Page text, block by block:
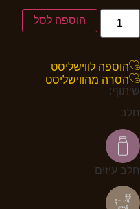
הוספה לסל
הוספה לווישליסט
הסרה מהווישליסט
שיתוף:
חלב
חלב עיזים